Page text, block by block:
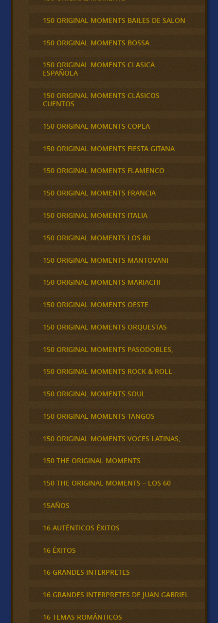
150 ORIGINAL MOMENTS BAILES DE SALON
150 ORIGINAL MOMENTS BOSSA
150 ORIGINAL MOMENTS CLASICA
ESPAÑOLA
150 ORIGINAL MOMENTS CLÁSICOS
CUENTOS
150 ORIGINAL MOMENTS COPLA
150 ORIGINAL MOMENTS FIESTA GITANA
150 ORIGINAL MOMENTS FLAMENCO
150 ORIGINAL MOMENTS FRANCIA
150 ORIGINAL MOMENTS ITALIA
150 ORIGINAL MOMENTS LOS 80
150 ORIGINAL MOMENTS MANTOVANI
150 ORIGINAL MOMENTS MARIACHI
150 ORIGINAL MOMENTS OESTE
150 ORIGINAL MOMENTS ORQUESTAS
150 ORIGINAL MOMENTS PASODOBLES,
150 ORIGINAL MOMENTS ROCK & ROLL
150 ORIGINAL MOMENTS SOUL
150 ORIGINAL MOMENTS TANGOS
150 ORIGINAL MOMENTS VOCES LATINAS,
150 THE ORIGINAL MOMENTS
150 THE ORIGINAL MOMENTS – LOS 60
15AÑOS
16 AUTÉNTICOS ÉXITOS
16 ÉXITOS
16 GRANDES INTERPRETES
16 GRANDES INTERPRETES DE JUAN GABRIEL
16 TEMAS ROMÁNTICOS